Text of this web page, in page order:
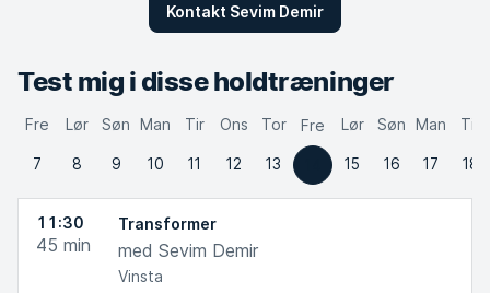
Kontakt Sevim Demir
Test mig i disse holdtræninger
Fre
7
Lør
8
Søn
9
Man
10
Tir
11
Ons
12
Tor
13
Fre Lør
15
Søn
16
Man
17
Tir
18
11:30
45 min
Transformer
med Sevim Demir
Vinsta